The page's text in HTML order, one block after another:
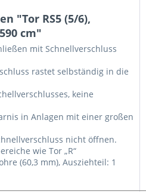
"Tor RS5 (5/6),
cm"
mit Schnellverschluss
rastet selbständig in die
keine
in Anlagen mit einer großen
nicht öffnen.
wie Tor „R“
(60,3 mm), Ausziehteil: 1